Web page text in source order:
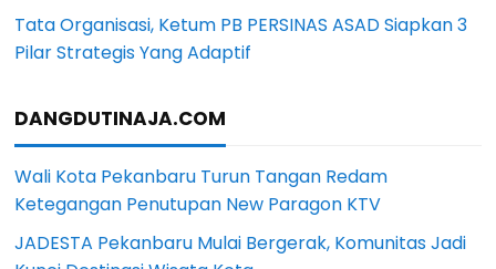
Tata Organisasi, Ketum PB PERSINAS ASAD Siapkan 3
Pilar Strategis Yang Adaptif
DANGDUTINAJA.COM
Wali Kota Pekanbaru Turun Tangan Redam
Ketegangan Penutupan New Paragon KTV
JADESTA Pekanbaru Mulai Bergerak, Komunitas Jadi